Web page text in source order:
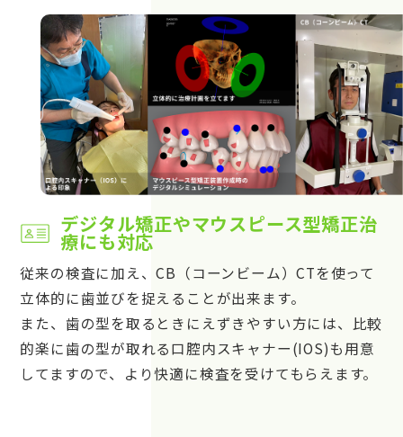
デジタル矯正やマウスピース型矯正治
療にも対応
従来の検査に加え、CB（コーンビーム）CTを使って
立体的に歯並びを捉えることが出来ます。
また、歯の型を取るときにえずきやすい方には、比較
的楽に歯の型が取れる口腔内スキャナー(IOS)も用意
してますので、より快適に検査を受けてもらえます。